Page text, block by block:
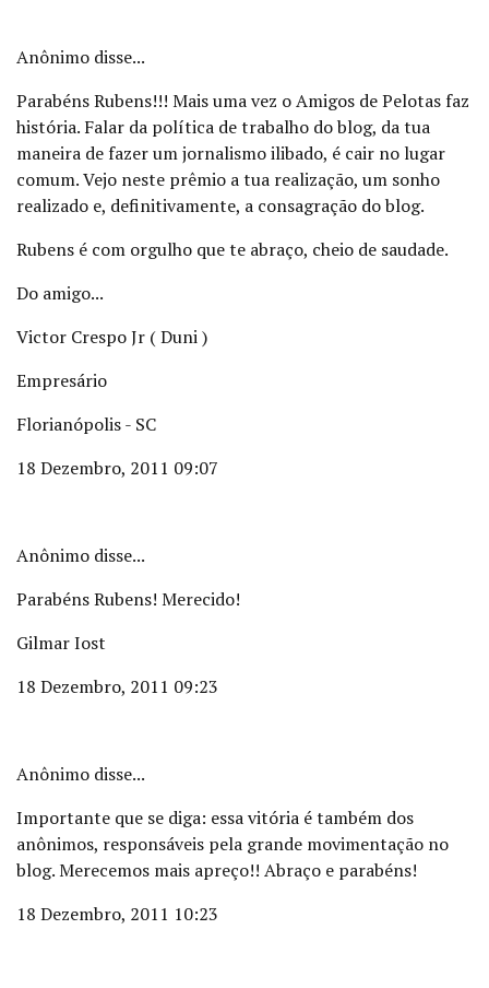
Anônimo disse...
Parabéns Rubens!!! Mais uma vez o Amigos de Pelotas faz
história. Falar da política de trabalho do blog, da tua
maneira de fazer um jornalismo ilibado, é cair no lugar
comum. Vejo neste prêmio a tua realização, um sonho
realizado e, definitivamente, a consagração do blog.
Rubens é com orgulho que te abraço, cheio de saudade.
Do amigo...
Victor Crespo Jr ( Duni )
Empresário
Florianópolis - SC
18 Dezembro, 2011 09:07
Anônimo disse...
Parabéns Rubens! Merecido!
Gilmar Iost
18 Dezembro, 2011 09:23
Anônimo disse...
Importante que se diga: essa vitória é também dos
anônimos, responsáveis pela grande movimentação no
blog. Merecemos mais apreço!! Abraço e parabéns!
18 Dezembro, 2011 10:23